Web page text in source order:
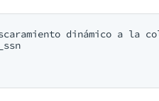
dinámico a la